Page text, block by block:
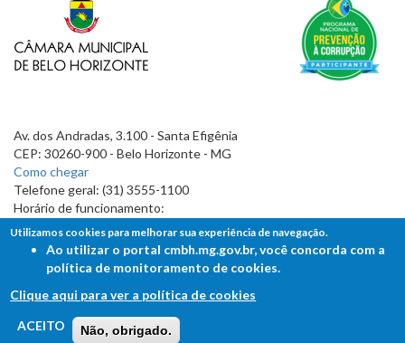
Av. dos Andradas, 3.100 - Santa Efigênia
CEP: 30260-900 - Belo Horizonte - MG
Como chegar
Telefone geral: (31) 3555-1100
Horário de funcionamento:
7h às 19h
FALE COM A CÂMARA
Ouvidoria - Lei de Acesso à Informação
Utilizamos cookies para melhorar sua experiência de navegação.
Ao utilizar o portal cmbh.mg.gov.br, você concorda com a
política de monitoramento de cookies.
Clique aqui para ver a política de cookies
ACEITO
Não, obrigado.